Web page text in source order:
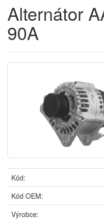
Alternátor
90A
Kód:
Kód OEM:
Výrobce: